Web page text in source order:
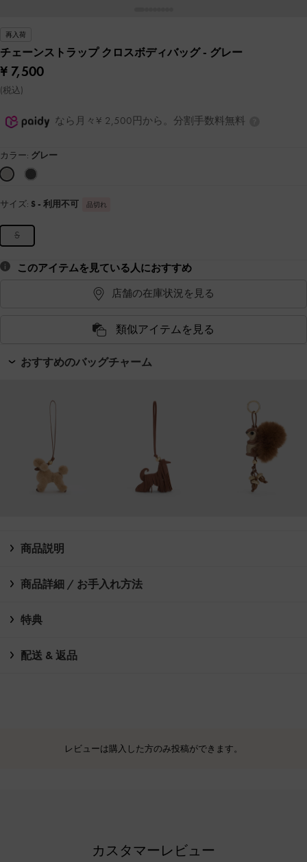
再入荷
チェーンストラップ クロスボディバッグ- グレー
¥ 7,500
(税込)
なら月々¥ 2,500円から。分割手数料無料
カラー: グレー
サイズ: S - 利用不可 品切れ
S
このアイテムを見ている人におすすめ
店舗の在庫状況を見る
類似アイテムを見る
おすすめのバッグチャーム
商品説明
商品詳細 / お手入れ方法
特典
配送 & 返品
レビューは購入した方のみ投稿ができます。
カスタマーレビュー